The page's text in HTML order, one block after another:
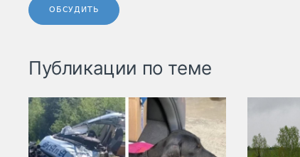
ОБСУДИТЬ
Публикации по теме